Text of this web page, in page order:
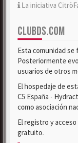
La iniciativa
CLUBDS.COM
Esta comunidad se
Posteriormente
usuarios de otros
El hospedaje de
C5 España -
como asociación
El registro y
gratuito.